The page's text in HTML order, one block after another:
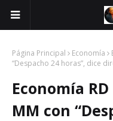
Página Principal Economía
“Despacho 24 horas”, dice
Economía
MM con